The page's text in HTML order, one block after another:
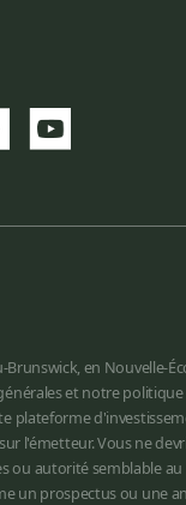
en Nouvelle-
et notre
plateforme
l'émetteur. Vous ne
ou autorité semblable au
un prospectus ou une